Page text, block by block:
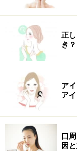
髪への影響を考
リンク： カラー・パーマが
正
き？
ア
ア
口
因